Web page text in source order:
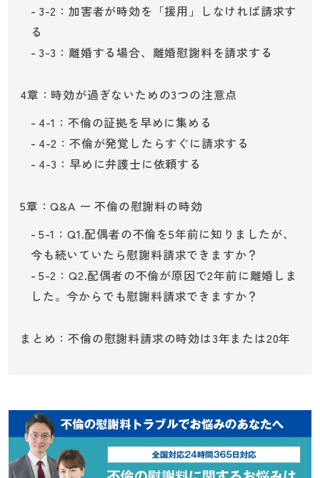
3-2：加害者が時効を「援用」しなければ請求す
る
3-3：離婚する場合、離婚慰謝料を請求する
4章：時効が過ぎないための3つの注意点
4-1：不倫の証拠を早めに集める
4-2：不倫が発覚したらすぐに請求する
4-3：早めに弁護士に依頼する
5章：Q&A ー 不倫の慰謝料の時効
5-1：Q1.配偶者の不倫を5年前に知りましたが、
今も続いていたら慰謝料請求できますか？
5-2：Q2.配偶者の不倫が原因で2年前に離婚しま
した。今からでも慰謝料請求できますか？
まとめ：不倫の慰謝料請求の時効は3年または20年